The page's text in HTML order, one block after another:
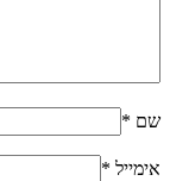
שם *
אימייל *